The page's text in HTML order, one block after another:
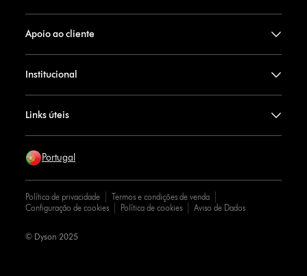
Apoio ao cliente
Institucional
Links úteis
Portugal
Política de privacidade
Termos e condições de venda
Configuração de cookies
Política de cookies Aviso de Dados
© Dyson 2025